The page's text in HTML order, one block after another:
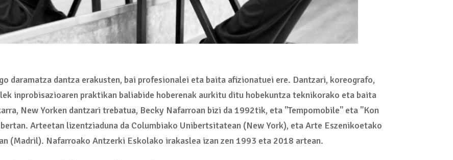
daramatza dantza erakusten, bai profesionalei eta baita afizionatuei ere. Dantzari, koreografo,
inprobisazioaren praktikan baliabide hoberenak aurkitu ditu hobekuntza teknikorako eta baita
New Yorken dantzari trebatua, Becky Nafarroan bizi da 1992tik, eta "Tempomobile" eta "Kon
Arteetan lizentziaduna da Columbiako Unibertsitatean (New York), eta Arte Eszenikoetako
(Madril). Nafarroako Antzerki Eskolako irakaslea izan zen 1993 eta 2018 artean.